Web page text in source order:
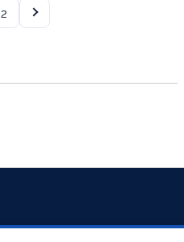
2